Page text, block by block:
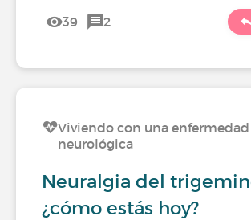
39 2
Viviendo con una enfermedad
neurológica
Neuralgia del
¿cómo estás hoy?